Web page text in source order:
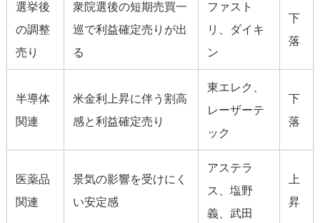
選挙後
の調整
売り
衆院選後の短期売買一
巡で利益確定売りが出
る
ファスト
リ、ダイキ
ン
下
落
半導体
関連
米金利上昇に伴う割高
感と利益確定売り
東エレク、
レーザーテ
ック
下
落
医薬品
関連
景気の影響を受けにく
い安定感
アステラ
ス、塩野
義、武田
上
昇